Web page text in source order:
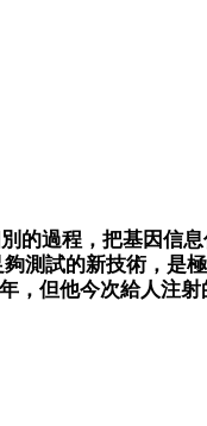
的過程，把基因信
測試的新技術，是
，但他今次給人注